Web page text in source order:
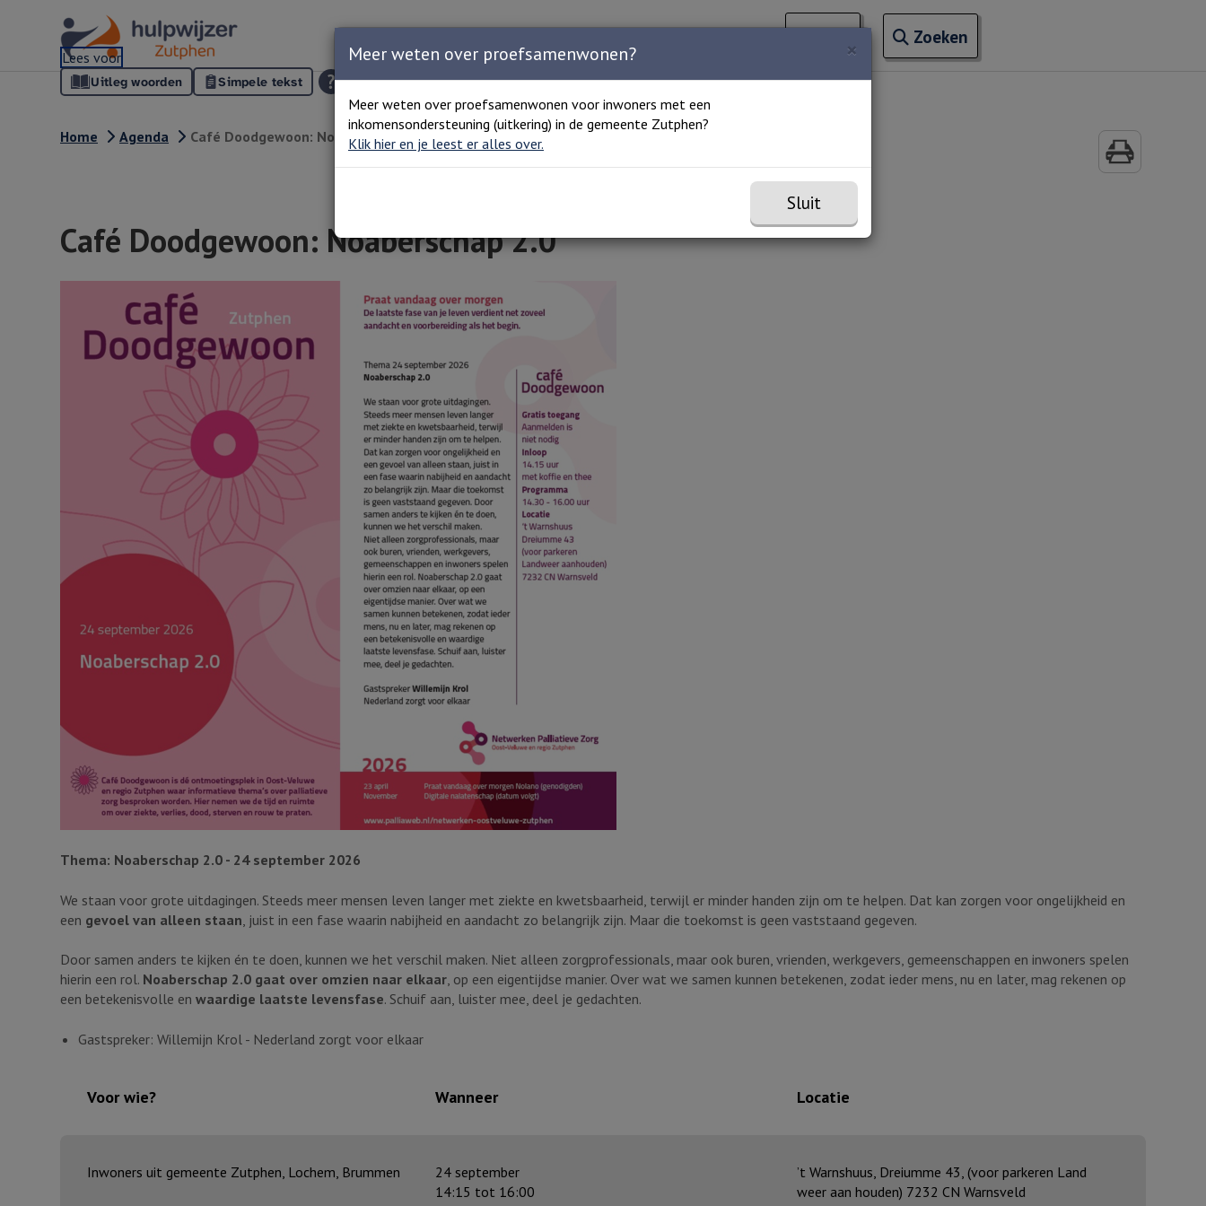
Contact Zoeken
Lees voor
Uitleg woorden Simpele tekst
Zoeken
Zoeken naar ingevoerde termen
Home Agenda Café Doodgewoon: Noaberschap 2.0
Café Doodgewoon: Noaberschap 2.0
Thema: Noaberschap 2.0 - 24 september 2026
We staan voor grote uitdagingen. Steeds meer mensen leven langer met ziekte en kwetsbaarheid, terwijl er minder handen zijn om te helpen. Dat kan zorgen voor ongelijkheid en
een gevoel van alleen staan , juist in een fase waarin nabijheid en aandacht zo belangrijk zijn. Maar die toekomst is geen vaststaand gegeven.
Door samen anders te kijken én te doen, kunnen we het verschil maken. Niet alleen zorgprofessionals, maar ook buren, vrienden, werkgevers, gemeenschappen en inwoners spelen
hierin een rol. Noaberschap 2.0 gaat over omzien naar elkaar, op een eigentijdse manier. Over wat we samen kunnen betekenen, zodat ieder mens, nu en later, mag rekenen op
een betekenisvolle en waardige laatste levensfase. Schuif aan, luister mee, deel je gedachten.
Gastspreker: Willemijn Krol - Nederland zorgt voor elkaar
Voor wie? Wanneer Locatie
Inwoners uit gemeente Zutphen, Lochem, Brummen
24 september
14:15 tot 16:00
’t Warnshuus, Dreiumme 43, (voor parkeren Land
weer aan houden) 7232 CN Warnsveld
×
Meer weten over proefsamenwonen?
Meer weten over proefsamenwonen voor inwoners met een
inkomensondersteuning (uitkering) in de gemeente Zutphen?
Klik hier en je leest er alles over.
Sluit